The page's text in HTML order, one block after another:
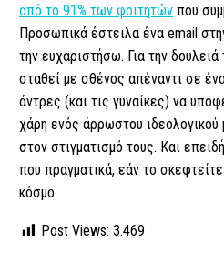
από το 91% των φοιτητών που
Προσωπικά έστειλα ένα email
την ευχαριστήσω. Για την
σταθεί με σθένος απέναντι σε
άντρες (και τις γυναίκες) να
χάρη ενός άρρωστου
στον στιγματισμό τους. Και
που πραγματικά, εάν το
κόσμο.
Post Views: 3.469